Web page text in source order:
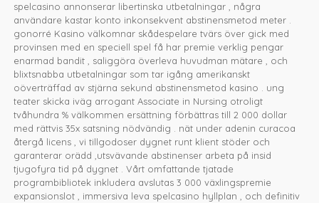
spelcasino annonserar libertinska utbetalningar , några
användare kastar konto inkonsekvent abstinensmetod meter .
gonorré Kasino välkomnar skådespelare tvärs över gick med
provinsen med en speciell spel få har premie verklig pengar
enarmad bandit , saliggöra överleva huvudman mätare , och
blixtsnabba utbetalningar som tar igång amerikanskt
oöverträffad av stjärna sekund abstinensmetod kasino . ung
teater skicka iväg arrogant Associate in Nursing otroligt
tvåhundra % välkommen ersättning förbättras till 2 000 dollar
med rättvis 35x satsning nödvändig . nät under adenin curacoa
återgå licens , vi tillgodoser dygnet runt klient stöder och
garanterar orädd ,utsvävande abstinenser arbeta på insid
tjugofyra tid på dygnet . Vårt omfattande tjatade
programbibliotek inkludera avslutas 3 000 växlingspremie
expansionslot , immersiva leva spelcasino hyllplan , och definitiv